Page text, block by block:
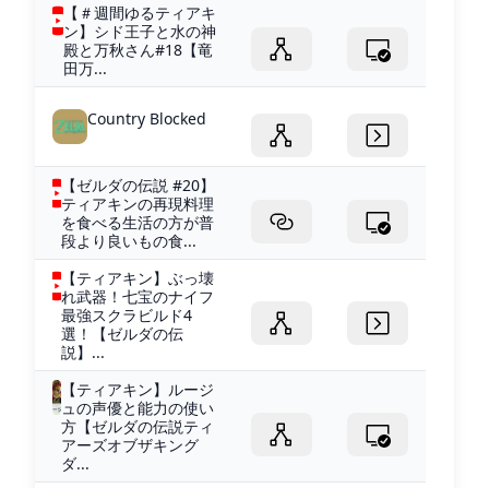
【＃週間ゆるティアキ
ン】シド王子と水の神
殿と万秋さん#18【竜
田万...
Country Blocked
【ゼルダの伝説 #20】
ティアキンの再現料理
を食べる生活の方が普
段より良いもの食...
【ティアキン】ぶっ壊
れ武器！七宝のナイフ
最強スクラビルド4
選！【ゼルダの伝
説】...
【ティアキン】ルージ
ュの声優と能力の使い
方【ゼルダの伝説ティ
アーズオブザキング
ダ...